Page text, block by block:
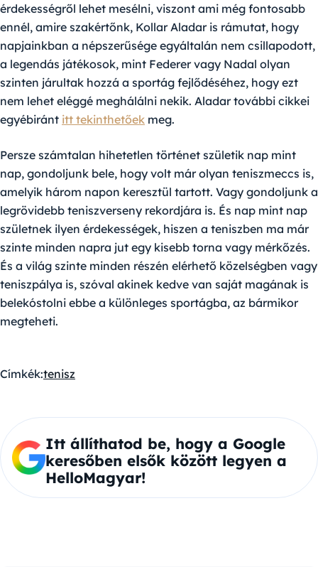
érdekességről lehet mesélni, viszont ami még fontosabb
ennél, amire szakértőnk, Kollar Aladar is rámutat, hogy
napjainkban a népszerűsége egyáltalán nem csillapodott,
a legendás játékosok, mint Federer vagy Nadal olyan
szinten járultak hozzá a sportág fejlődéséhez, hogy ezt
nem lehet eléggé meghálálni nekik. Aladar további cikkei
egyébiránt itt tekinthetőek meg.
Persze számtalan hihetetlen történet születik nap mint
nap, gondoljunk bele, hogy volt már olyan teniszmeccs is,
amelyik három napon keresztül tartott. Vagy gondoljunk a
legrövidebb teniszverseny rekordjára is. És nap mint nap
születnek ilyen érdekességek, hiszen a teniszben ma már
szinte minden napra jut egy kisebb torna vagy mérkőzés.
És a világ szinte minden részén elérhető közelségben vagy
teniszpálya is, szóval akinek kedve van saját magának is
belekóstolni ebbe a különleges sportágba, az bármikor
megteheti.
Címkék:tenisz
Itt állíthatod be, hogy a Google
keresőben elsők között legyen a
HelloMagyar!